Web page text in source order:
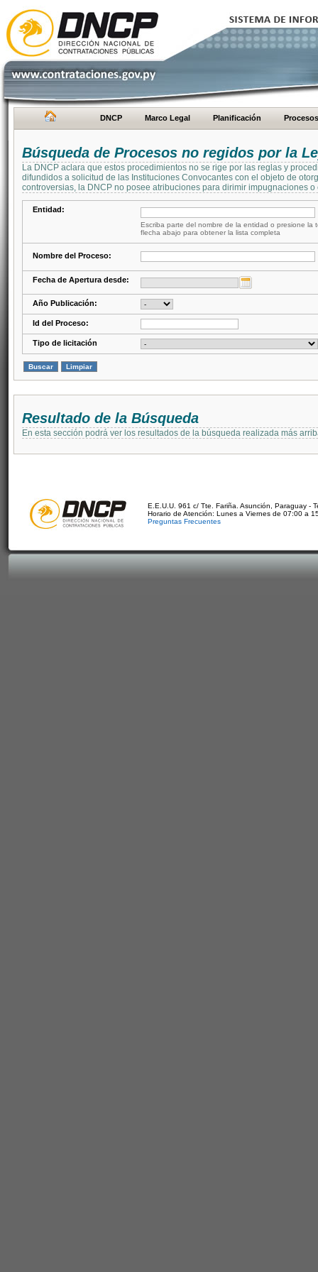
DNCP Marco Legal Planificación Procesos
Búsqueda de Procesos no regidos por la
La DNCP aclara que estos procedimientos no se rige por las reglas y
difundidos a solicitud de las Instituciones Convocantes con el objeto de
controversias, la DNCP no posee atribuciones para dirimir impugnaciones
Entidad:
Escriba parte del nombre de la entidad o presione la
flecha abajo para obtener la lista completa
Nombre del Proceso:
Fecha de Apertura desde:
Año Publicación:
Id del Proceso:
Tipo de licitación
Resultado de la Búsqueda
En esta sección podrá ver los resultados de la búsqueda realizada más
E.E.U.U. 961 c/ Tte. Fariña. Asunción, Paraguay -
Horario de Atención: Lunes a Viernes de 07:00 a
Preguntas Frecuentes